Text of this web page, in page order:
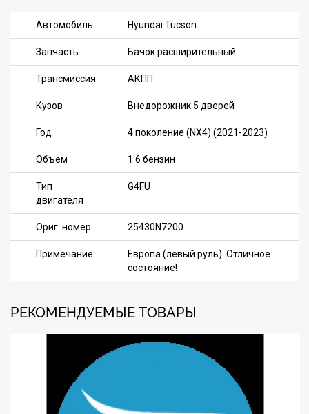
Автомобиль Hyundai Tucson
Запчасть Бачок расширительный
Трансмиссия АКПП
Кузов Внедорожник 5 дверей
Год 4 поколение (NX4) (2021-2023)
Объем 1.6 бензин
Тип
двигателя
G4FU
Ориг. номер 25430N7200
Примечание
Европа (левый руль). Отличное
состояние!
РЕКОМЕНДУЕМЫЕ ТОВАРЫ